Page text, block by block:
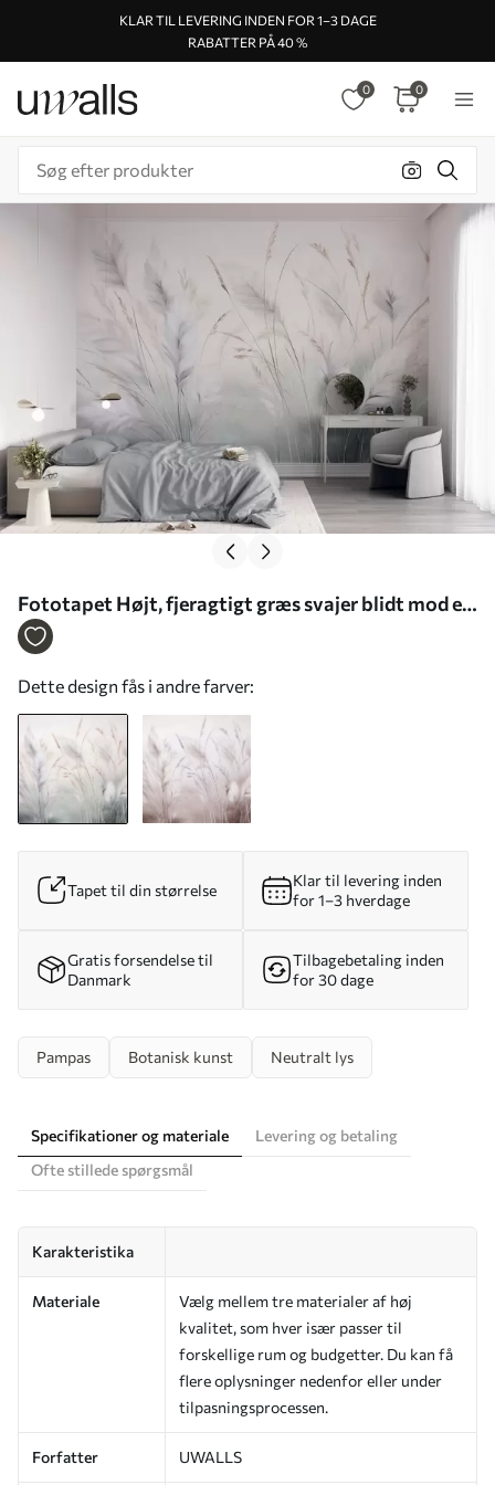
KLAR TIL LEVERING INDEN FOR 1–3 DAGE
RABATTER PÅ 40 %
0 0
Fototapet Højt, fjeragtigt græs svajer blidt mod en
blød, dæmpet baggrund – delikat naturkunst Nr.
Dette design fås i andre farver:
Tapet til din størrelse
Klar til levering inden
for 1–3 hverdage
Gratis forsendelse til
Danmark
Tilbagebetaling inden
for 30 dage
Pampas Botanisk kunst Neutralt lys
Specifikationer og materiale
Levering og betaling
Ofte stillede spørgsmål
Karakteristika
Materiale
Vælg mellem tre materialer af høj
kvalitet, som hver især passer til
forskellige rum og budgetter. Du kan få
flere oplysninger nedenfor eller under
tilpasningsprocessen.
Forfatter UWALLS